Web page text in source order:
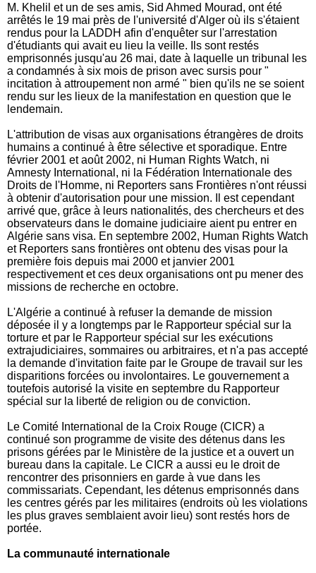
M. Khelil et un de ses amis, Sid Ahmed Mourad, ont été
arrêtés le 19 mai près de l'université d'Alger où ils s'étaient
rendus pour la LADDH afin d'enquêter sur l'arrestation
d'étudiants qui avait eu lieu la veille. Ils sont restés
emprisonnés jusqu'au 26 mai, date à laquelle un tribunal les
a condamnés à six mois de prison avec sursis pour "
incitation à attroupement non armé " bien qu'ils ne se soient
rendu sur les lieux de la manifestation en question que le
lendemain.
L'attribution de visas aux organisations étrangères de droits
humains a continué à être sélective et sporadique. Entre
février 2001 et août 2002, ni Human Rights Watch, ni
Amnesty International, ni la Fédération Internationale des
Droits de l'Homme, ni Reporters sans Frontières n'ont réussi
à obtenir d'autorisation pour une mission. Il est cependant
arrivé que, grâce à leurs nationalités, des chercheurs et des
observateurs dans le domaine judiciaire aient pu entrer en
Algérie sans visa. En septembre 2002, Human Rights Watch
et Reporters sans frontières ont obtenu des visas pour la
première fois depuis mai 2000 et janvier 2001
respectivement et ces deux organisations ont pu mener des
missions de recherche en octobre.
L'Algérie a continué à refuser la demande de mission
déposée il y a longtemps par le Rapporteur spécial sur la
torture et par le Rapporteur spécial sur les exécutions
extrajudiciaires, sommaires ou arbitraires, et n'a pas accepté
la demande d'invitation faite par le Groupe de travail sur les
disparitions forcées ou involontaires. Le gouvernement a
toutefois autorisé la visite en septembre du Rapporteur
spécial sur la liberté de religion ou de conviction.
Le Comité International de la Croix Rouge (CICR) a
continué son programme de visite des détenus dans les
prisons gérées par le Ministère de la justice et a ouvert un
bureau dans la capitale. Le CICR a aussi eu le droit de
rencontrer des prisonniers en garde à vue dans les
commissariats. Cependant, les détenus emprisonnés dans
les centres gérés par les militaires (endroits où les violations
les plus graves semblaient avoir lieu) sont restés hors de
portée.
La communauté internationale